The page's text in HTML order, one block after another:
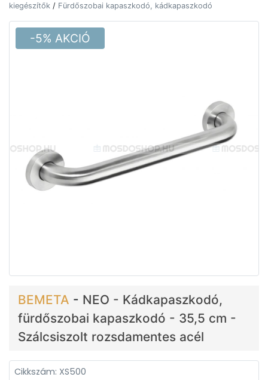
kiegészítők / Fürdőszobai kapaszkodó, kádkapaszkodó
-5% AKCIÓ
BEMETA - NEO - Kádkapaszkodó,
fürdőszobai kapaszkodó - 35,5 cm -
Szálcsiszolt rozsdamentes acél
Cikkszám: XS500